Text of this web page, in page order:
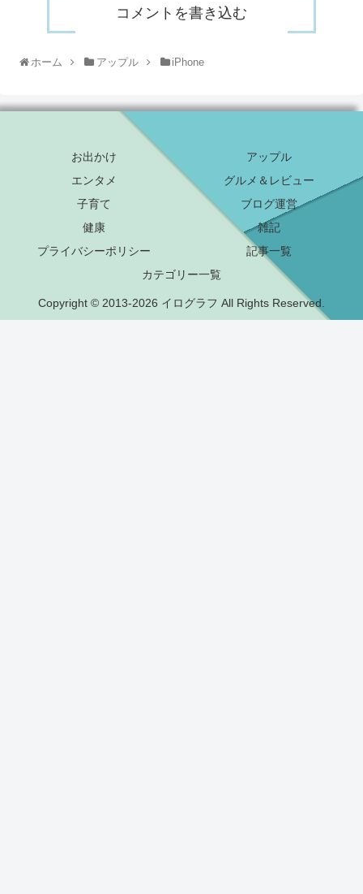
コメントを書き込む
ホーム アップル iPhone
お出かけ
アップル
エンタメ
グルメ＆レビュー
子育て
ブログ運営
健康
雑記
プライバシーポリシー
記事一覧
カテゴリー一覧
Copyright © 2013-2026 イログラフ All Rights Reserved.